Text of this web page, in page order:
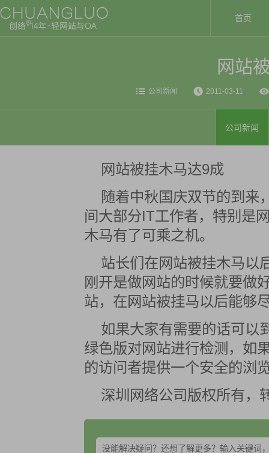
首页
网站
公司新闻 2011-03-11
公司新闻
网站被挂木马达9成
随着中秋国庆双节的到来
间大部分IT工作者，特别是
木马有了可乘之机。
站长们在网站被挂木马以
刚开是做网站的时候就要做
站，在网站被挂马以后能够
如果大家有需要的话可以
绿色版对网站进行检测，如
的访问者提供一个安全的浏
深圳网络公司版权所有，